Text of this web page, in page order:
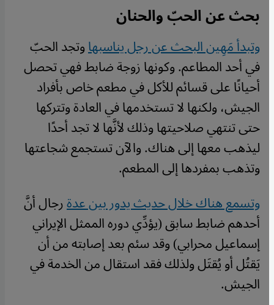
بحث عن الحبّ والحنان
وتبدأ مَهِين البحث عن رجل يناسبهاوتجد الحبّ
في أحد المطاعم. وكونها زوجة ضابط فهي تحصل
أحيانًا على قسائم للأكل في مطعم خاص بأفراد
الجيش، ولكنها لا تستخدمها في العادة وتتركها
حتى تنتهي صلاحيتها وذلك لأنَّها لا تجد أحدًا
ليذهب معها إلى هناك. والآن تستجمع شجاعتها
وتذهب بمفردها إلى المطعم.
وتسمع هناك خلال حديث يدور بين عدةرجال أنَّ
أحدهم ضابط سابق (يؤدِّي دوره الممثل الإيراني
إسماعيل محرابي) وقد سئم بعد إصابته من أن
يَقتُل أو يُقتَل ولذلك فقد استقال من الخدمة في
الجيش.